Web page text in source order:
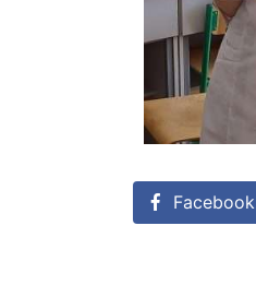
Facebook